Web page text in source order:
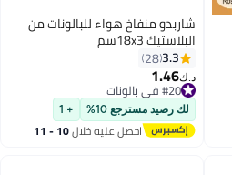
شاربدو منفاخ هواء للبالونات من
البلاستيك 18x3سم
3.3
28
د.ك‏1.46
#20 في بالونات
#20 في بالونات
لك رصيد مسترجع 10% + 1
احصل عليه خلال 10 - 11
اغسطس